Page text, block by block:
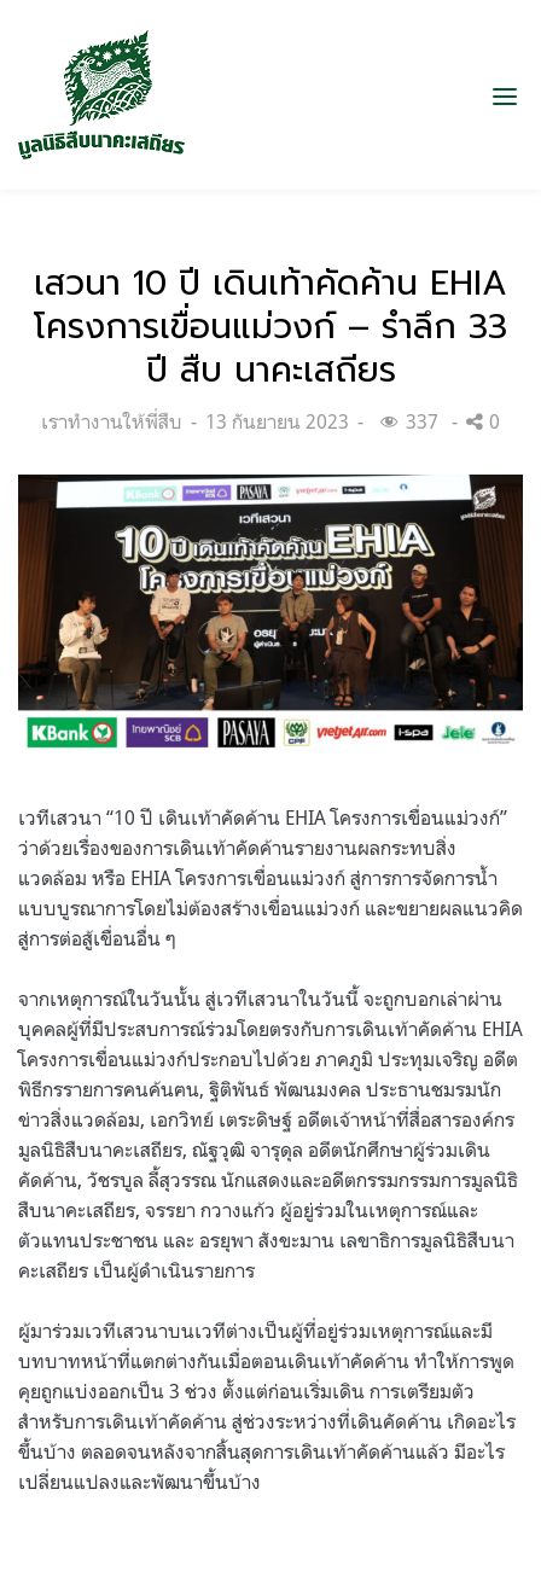
เสวนา 10 ปี เดินเท้าคัดค้าน EHIA
โครงการเขื่อนแม่วงก์ – รำลึก 33
ปี สืบ นาคะเสถียร
Categories:
เราทำงานให้พี่สืบ
Posted
13 กันยายน 2023 337 0
เวทีเสวนา “10 ปี เดินเท้าคัดค้าน EHIA โครงการเขื่อนแม่วงก์”
ว่าด้วยเรื่องของการเดินเท้าคัดค้านรายงานผลกระทบสิ่ง
แวดล้อม หรือ EHIA โครงการเขื่อนแม่วงก์ สู่การการจัดการน้ำ
แบบบูรณาการโดยไม่ต้องสร้างเขื่อนแม่วงก์ และขยายผลแนวคิด
สู่การต่อสู้เขื่อนอื่น ๆ
จากเหตุการณ์ในวันนั้น สู่เวทีเสวนาในวันนี้ จะถูกบอกเล่าผ่าน
บุคคลผู้ที่มีประสบการณ์ร่วมโดยตรงกับการเดินเท้าคัดค้าน EHIA
โครงการเขื่อนแม่วงก์ประกอบไปด้วย ภาคภูมิ ประทุมเจริญ อดีต
พิธีกรรายการคนค้นฅน, ฐิติพันธ์ พัฒนมงคล ประธานชมรมนัก
ข่าวสิ่งแวดล้อม, เอกวิทย์ เตระดิษฐ์ อดีตเจ้าหน้าที่สื่อสารองค์กร
มูลนิธิสืบนาคะเสถียร, ณัฐวุฒิ จารุดุล อดีตนักศึกษาผู้ร่วมเดิน
คัดค้าน, วัชรบูล ลี้สุวรรณ นักแสดงและอดีตกรรมกรรมการมูลนิธิ
สืบนาคะเสถียร, จรรยา กวางแก้ว ผู้อยู่ร่วมในเหตุการณ์และ
ตัวแทนประชาชน และ อรยุพา สังขะมาน เลขาธิการมูลนิธิสืบนา
คะเสถียร เป็นผู้ดำเนินรายการ
ผู้มาร่วมเวทีเสวนาบนเวทีต่างเป็นผู้ที่อยู่ร่วมเหตุการณ์และมี
บทบาทหน้าที่แตกต่างกันเมื่อตอนเดินเท้าคัดค้าน ทำให้การพูด
คุยถูกแบ่งออกเป็น 3 ช่วง ตั้งแต่ก่อนเริ่มเดิน การเตรียมตัว
สำหรับการเดินเท้าคัดค้าน สู่ช่วงระหว่างที่เดินคัดค้าน เกิดอะไร
ขึ้นบ้าง ตลอดจนหลังจากสิ้นสุดการเดินเท้าคัดค้านแล้ว มีอะไร
เปลี่ยนแปลงและพัฒนาขึ้นบ้าง